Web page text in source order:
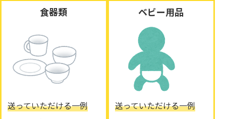
食器類
送っていただける一例
ベビー用品
送っていただける一例